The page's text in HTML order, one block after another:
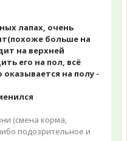
лапах, очень
больше на
на верхней
его на пол, всё
на полу -
(смена корма,
подозрительное и